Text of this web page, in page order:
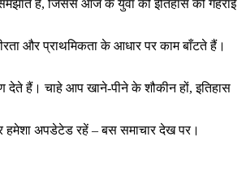
हैं, जिससे आज के युवा को इतिहास की गहराई
और प्राथमिकता के आधार पर काम बाँटते हैं।
हैं। चाहे आप खाने‑पीने के शौकीन हों, इतिहास
अपडेटेड रहें – बस समाचार देख पर।